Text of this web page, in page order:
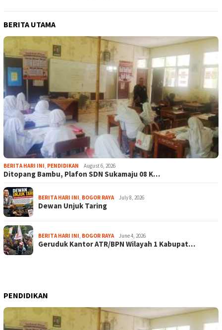
BERITA UTAMA
BERITA HARI INI, PENDIDIKAN August 6, 2026
Ditopang Bambu, Plafon SDN Sukamaju 08 K…
BERITA HARI INI, BOGOR RAYA July 8, 2026
Dewan Unjuk Taring
BERITA HARI INI, BOGOR RAYA June 4, 2026
Geruduk Kantor ATR/BPN Wilayah 1 Kabupat…
PENDIDIKAN